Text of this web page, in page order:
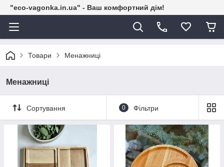
"eco-vagonka.in.ua" - Ваш комфортний дім!
Товари Менажниці
Менажниці
Сортування 0 Фільтри